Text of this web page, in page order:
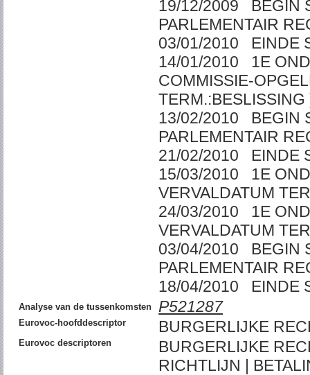
19/12/2009
PARLEMENTAIR
03/01/2010
14/01/2010 1E
COMMISSIE-
13/02/2010
PARLEMENTAIR
21/02/2010
15/03/2010 1E
VERVALDATUM
24/03/2010 1E
VERVALDATUM
03/04/2010
PARLEMENTAIR
18/04/2010
Analyse van de tussenkomsten P521287
Eurovoc-hoofddescriptor BURGERLIJKE
Eurovoc descriptoren
BURGERLIJKE
RICHTLIJN |